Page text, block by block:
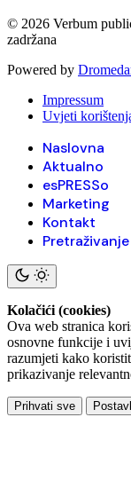
© 2026 Verbum
zadržana
Powered by
Impressum
Uvjeti
Naslovna
Aktualno
esPRESSo
Marketing
Kontakt
Pretraživanje
Kolačići (cookies)
Ova web stranica
osnovne funkcije i
razumjeti kako
prikazivanje
Prihvati sve